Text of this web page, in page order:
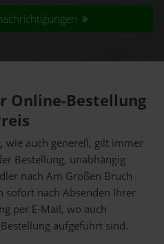
Online-Bestellung
wie auch generell, gilt immer
Bestellung, unabhängig
nach Am Großen Bruch
sofort nach Absenden Ihrer
per E-Mail, wo auch
aufgeführt sind.